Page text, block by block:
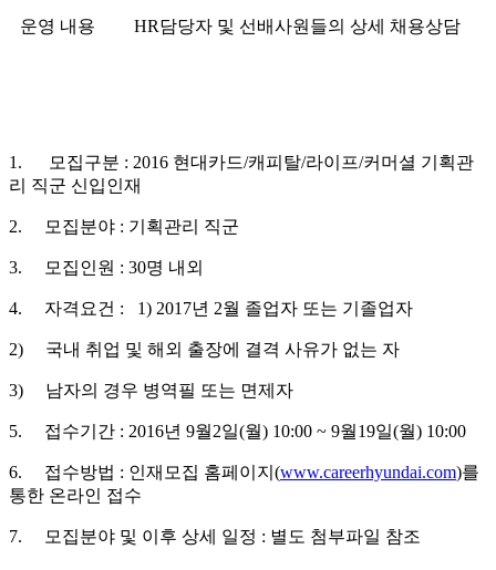
운영 내용 HR담당자 및 선배사원들의 상세 채용상담
1. 모집구분 : 2016 현대카드/캐피탈/라이프/커머셜 기획관
리 직군 신입인재
2. 모집분야 : 기획관리 직군
3. 모집인원 : 30명 내외
4. 자격요건 : 1) 2017년 2월 졸업자 또는 기졸업자
2) 국내 취업 및 해외 출장에 결격 사유가 없는 자
3) 남자의 경우 병역필 또는 면제자
5. 접수기간 : 2016년 9월2일(월) 10:00 ~ 9월19일(월) 10:00
6. 접수방법 : 인재모집 홈페이지(www.careerhyundai.com)를
통한 온라인 접수
7. 모집분야 및 이후 상세 일정 : 별도 첨부파일 참조